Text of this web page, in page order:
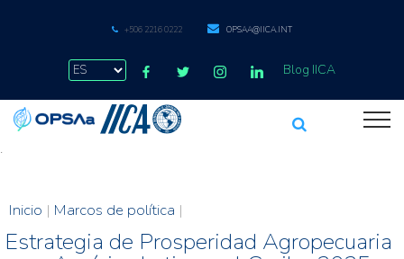
+506 2216 0222 OPSAA@IICA.INT
Blog IICA
.
Inicio | Marcos de política |
Estrategia de Prosperidad Agropecuaria